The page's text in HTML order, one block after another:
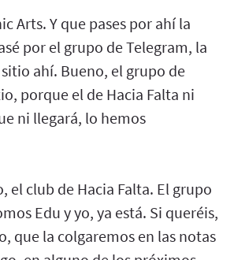
Arts. Y que pases por ahí la
por el grupo de Telegram, la
ahí. Bueno, el grupo de
porque el de Hacia Falta ni
ni llegará, lo hemos
el club de Hacia Falta. El grupo
Edu y yo, ya está. Si queréis,
que la colgaremos en las notas